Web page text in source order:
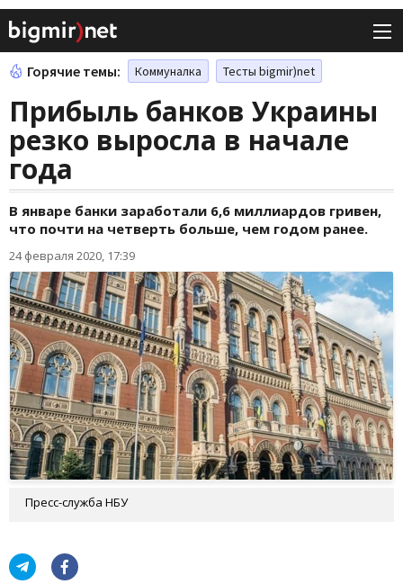
Горячие темы: Коммуналка Тесты bigmir)net
Прибыль банков Украины
резко выросла в начале
года
В январе банки заработали 6,6 миллиардов гривен,
что почти на четверть больше, чем годом ранее.
24 февраля 2020, 17:39
Пресс-служба НБУ